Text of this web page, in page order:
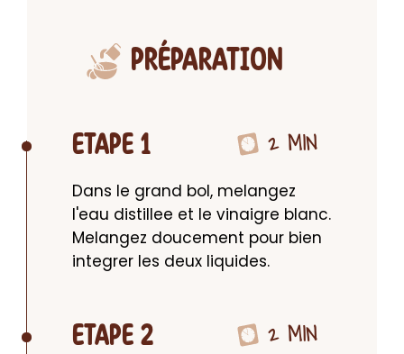
PRÉPARATION
ETAPE 1 2 MIN
Dans le grand bol, melangez
l'eau distillee et le vinaigre blanc.
Melangez doucement pour bien
integrer les deux liquides.
ETAPE 2 2 MIN